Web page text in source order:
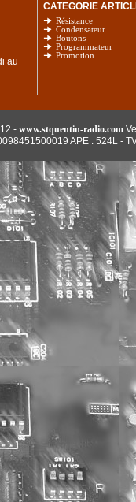
au
CATEGORIE
Résistance
Condensateur
Boutons
Programmateur
Promotion
- www.stquentin-radio.com
APE : 524L -